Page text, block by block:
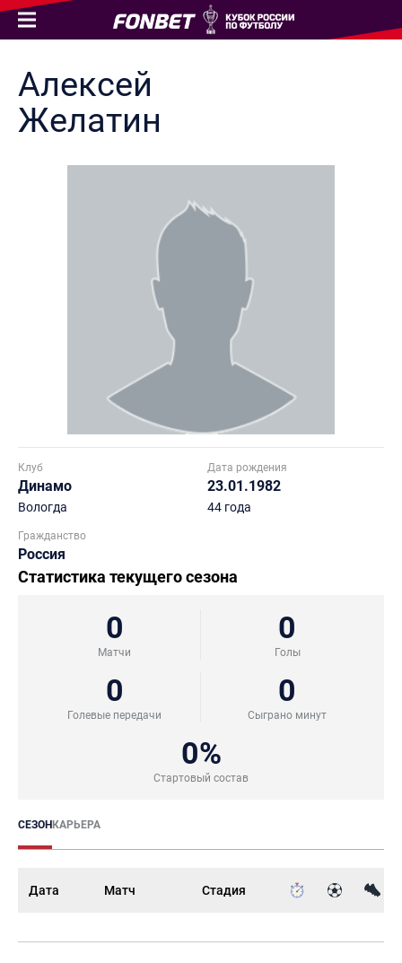
Алексей
Желатин
Клуб
Динамо
Вологда
Дата рождения
23.01.1982
44 года
Гражданство
Россия
Статистика текущего сезона
0
Матчи
0
Голы
0
Голевые передачи
0
Сыграно минут
0%
Стартовый состав
СЕЗОНКАРЬЕРА
Дата Матч Стадия